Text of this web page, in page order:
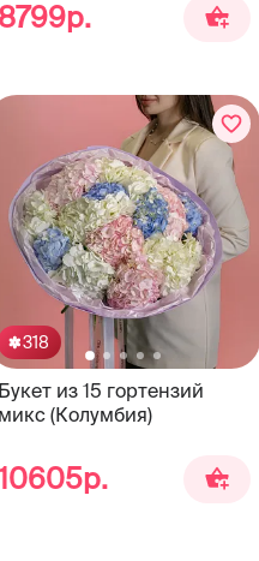
8799р.
318
Букет из 15 гортензий
микс (Колумбия)